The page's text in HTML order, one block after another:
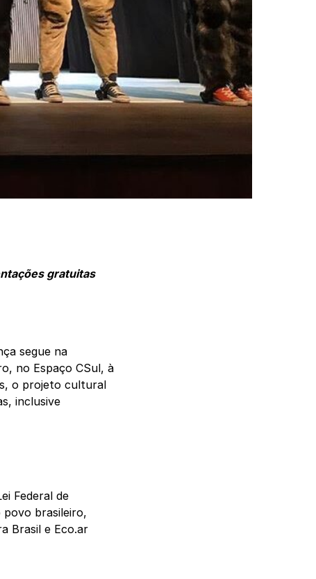
gratuitas
segue na
no Espaço CSul, à
o projeto cultural
inclusive
Federal de
povo brasileiro,
Brasil e Eco.ar